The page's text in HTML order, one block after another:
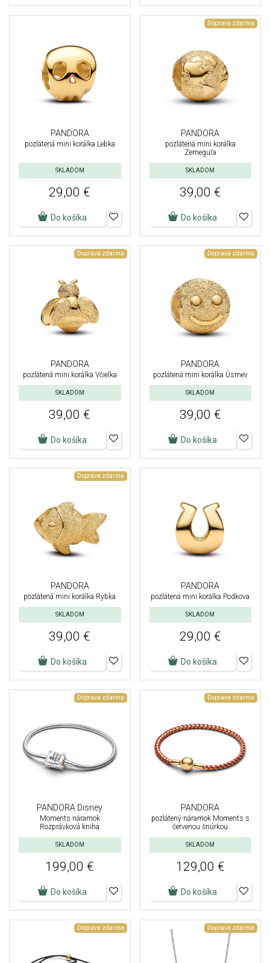
PANDORA
pozlátená mini korálka Lebka
SKLADOM
29,00 €
Do košíka
Doprava zdarma
PANDORA
pozlátená mini korálka
Zemeguľa
SKLADOM
39,00 €
Do košíka
Doprava zdarma
PANDORA
pozlátená mini korálka Včielka
SKLADOM
39,00 €
Do košíka
Doprava zdarma
PANDORA
pozlátená mini korálka Úsmev
SKLADOM
39,00 €
Do košíka
Doprava zdarma
PANDORA
pozlátená mini korálka Rybka
SKLADOM
39,00 €
Do košíka
PANDORA
pozlátená mini korálka Podkova
SKLADOM
29,00 €
Do košíka
Doprava zdarma
PANDORA Disney
Moments náramok
Rozprávková kniha
SKLADOM
199,00 €
Do košíka
Doprava zdarma
PANDORA
pozlátený náramok Moments s
červenou šnúrkou
SKLADOM
129,00 €
Do košíka
Doprava zdarma Doprava zdarma